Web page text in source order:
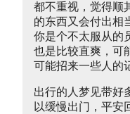
都不重视，觉得顺
的东西又会付出相
你是个不太服从的
也是比较直爽，可
可能招来一些人的
出行的人梦见带好
以缓慢出门，平安